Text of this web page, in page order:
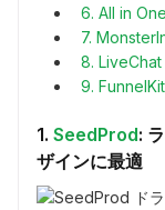
6. All in
7.
8. LiveChat
9. FunnelKit
1. SeedProd:
ザインに最適